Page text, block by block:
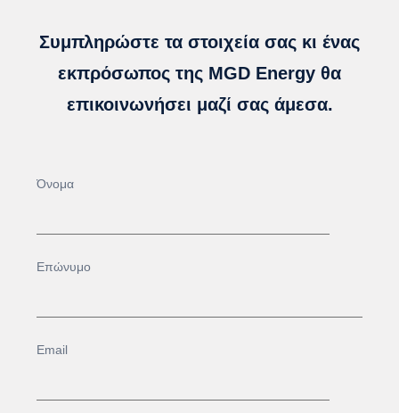
Συμπληρώστε τα στοιχεία σας κι ένας
εκπρόσωπος της MGD Energy θα
επικοινωνήσει μαζί σας άμεσα.